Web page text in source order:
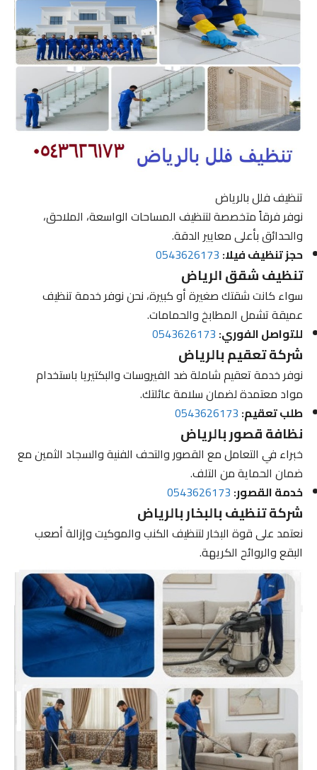
تنظيف فلل بالرياض
نوفر فرقاً متخصصة لتنظيف المساحات الواسعة، الملاحق،
والحدائق بأعلى معايير الدقة.
حجز تنظيف فيلا:0543626173
تنظيف شقق الرياض
سواء كانت شقتك صغيرة أو كبيرة، نحن نوفر خدمة تنظيف
عميقة تشمل المطابخ والحمامات.
للتواصل الفوري:0543626173
شركة تعقيم بالرياض
نوفر خدمة تعقيم شاملة ضد الفيروسات والبكتيريا باستخدام
مواد معتمدة لضمان سلامة عائلتك.
طلب تعقيم:0543626173
نظافة قصور بالرياض
خبراء في التعامل مع القصور والتحف الفنية والسجاد الثمين مع
ضمان الحماية من التلف.
خدمة القصور:0543626173
شركة تنظيف بالبخار بالرياض
نعتمد على قوة البخار لتنظيف الكنب والموكيت وإزالة أصعب
البقع والروائح الكريهة.